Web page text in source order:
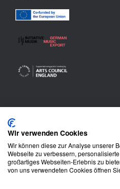
Impressum & Datenschutz
Wir verwenden Cookies
Wir können diese zur Analyse unserer
Webseite zu verbessern,
großartiges Webseiten-Erlebnis zu
von uns verwendeten Cookies öffnen